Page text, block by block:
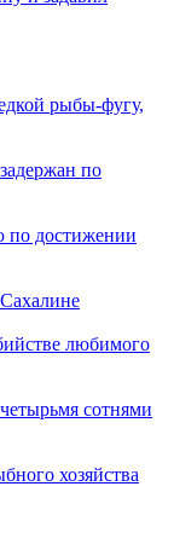
рыбы-фугу,
по
по достижении
любимого
сотнями
хозяйства